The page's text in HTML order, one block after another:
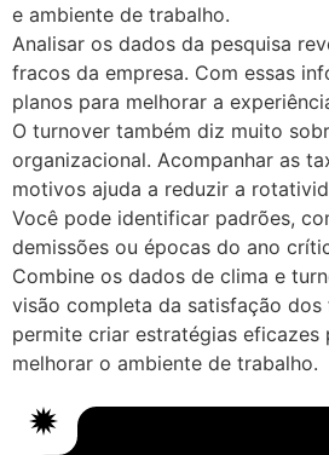
e ambiente de trabalho.
Analisar os dados da pesquisa
fracos da empresa. Com essas
planos para melhorar a
O turnover também diz muito
organizacional. Acompanhar as
motivos ajuda a reduzir a
Você pode identificar padrões,
demissões ou épocas do ano
Combine os dados de clima e
visão completa da satisfação dos
permite criar estratégias eficazes
melhorar o ambiente de trabalho.